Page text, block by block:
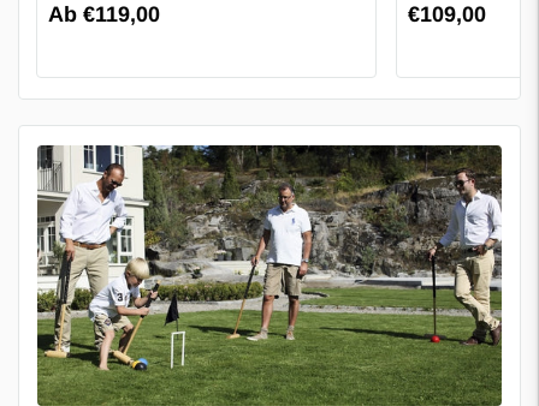
Regulärer
Ab €119,00
Regulärer
€109,00